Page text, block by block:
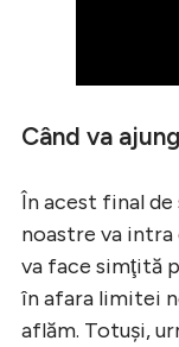
Când va
În acest final
noastre va intra
va face simţită
în afara limitei
aflăm. Totuşi,